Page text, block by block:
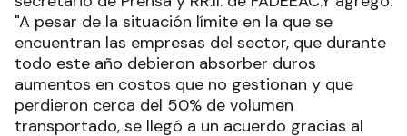
"A pesar de la situación límite en la que se
encuentran las empresas del sector, que durante
todo este año debieron absorber duros
aumentos en costos que no gestionan y que
perdieron cerca del 50% de volumen
transportado, se llegó a un acuerdo gracias al